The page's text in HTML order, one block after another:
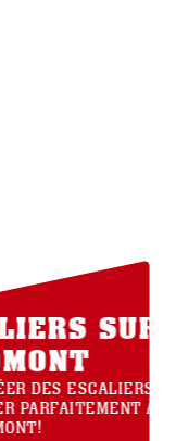
SUR
DES ESCALIERS
PARFAITEMENT À